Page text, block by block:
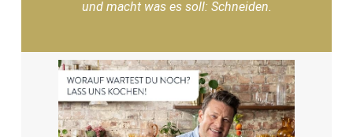
und macht was es soll: Schneiden.